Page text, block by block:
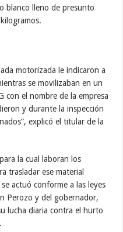
blanco lleno de presunto
motorizada le indicaron a
se movilizaban en un
con el nombre de la empresa
y durante la inspección
explicó el titular de la
la cual laboran los
trasladar ese material
actuó conforme a las leyes
Perozo y del gobernador,
lucha diaria contra el hurto